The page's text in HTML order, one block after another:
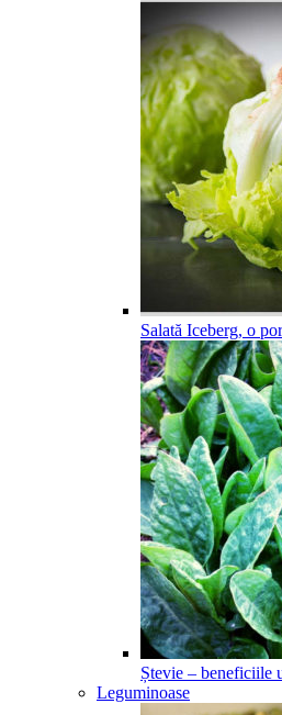
Salată Iceberg, o
Ștevie – beneficiile
Leguminoase